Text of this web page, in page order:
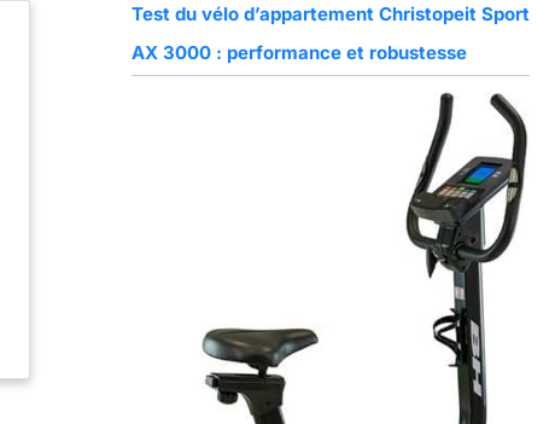
Test du vélo d’appartement Christopeit Sport
AX 3000 : performance et robustesse